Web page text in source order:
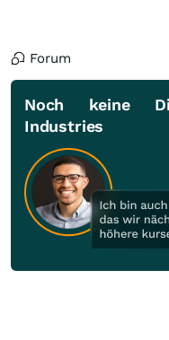
Forum
Noch keine
Industries